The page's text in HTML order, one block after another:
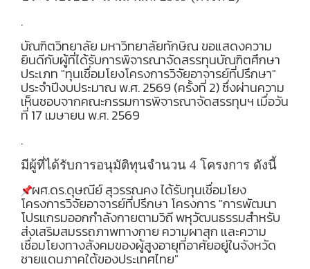
.
บัณฑิตวิทยาลัย มหาวิทยาลัยทักษิณ ขอแสดงความ
ยินดีกับผู้ที่ได้รับการพิจารณาจัดสรรทุนบัณฑิตศึกษา
ประเภท "ทุนเชื่อมโยงโครงการวิจัยอาจารย์ที่ปรึกษา"
ประจำปีงบประมาณ พ.ศ.2569 (ครั้งที่ 2) ซึ่งผ่านความ
เห็นชอบจากคณะกรรมการพิจารณาจัดสรรทุนฯ เมื่อวัน
ที่ 17 เมษายน พ.ศ. 2569
.
มีผู้ที่ได้รับการอนุมัติทุนจำนวน 4 โครงการ ดังนี้
ผศ.ดร.ดุษณีย์ สุวรรณคง ได้รับทุนเชื่อมโยง
โครงการวิจัยอาจารย์ที่ปรึกษา โครงการ "การพัฒนา
โปรแกรมออกกำลังกายตามวิถี พหุวัฒนธรรมสำหรับ
ส่งเสริมสมรรถภาพทางกาย ความผาสุก และความ
เชื่อมโยงทางสังคมของผู้สูงอายุที่อาศัยอยู่ในจังหวัด
ชายแดนภาคใต้ของประเทศไทย"